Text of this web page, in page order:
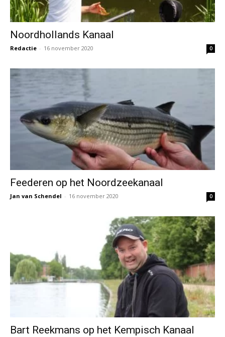
Noordhollands Kanaal
Redactie - 16 november 2020 0
Feederen op het Noordzeekanaal
Jan van Schendel - 16 november 2020 0
Bart Reekmans op het Kempisch Kanaal